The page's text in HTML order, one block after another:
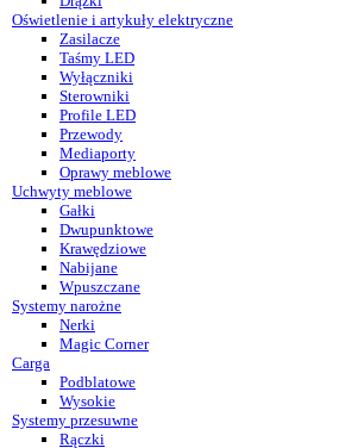
Oświetlenie i artykuły elektryczne
Zasilacze
Taśmy LED
Wyłączniki
Sterowniki
Profile LED
Przewody
Mediaporty
Oprawy meblowe
Uchwyty meblowe
Gałki
Dwupunktowe
Krawędziowe
Nabijane
Wpuszczane
Systemy narożne
Nerki
Magic Corner
Carga
Podblatowe
Wysokie
Systemy przesuwne
Rączki